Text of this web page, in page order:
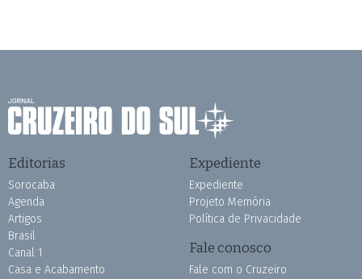
Editorias
Sorocaba
Agenda
Artigos
Brasil
Canal 1
Casa e Acabamento
Expediente
Expediente
Projeto Memória
Política de Privacidade
Fale conosco
Fale com o Cruzeiro